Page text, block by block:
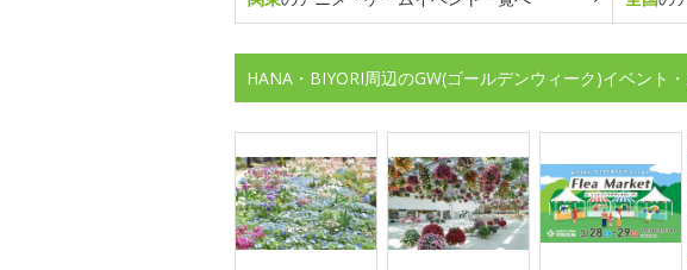
HANA・BIYORI周辺のGW(ゴールデンウィーク)イベント